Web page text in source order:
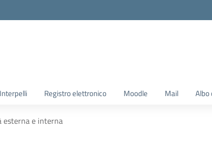
Interpelli Registro elettronico Moodle Mail Albo
esterna e interna